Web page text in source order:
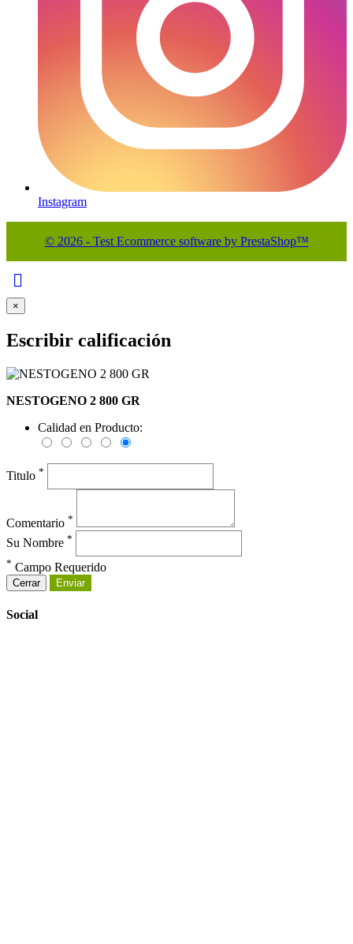
Instagram
© 2026 - Test Ecommerce software by PrestaShop™

×
Escribir calificación
NESTOGENO 2 800 GR
Calidad en Producto:
Titulo *
Comentario *
Su Nombre *
* Campo Requerido
Cerrar Enviar
Social